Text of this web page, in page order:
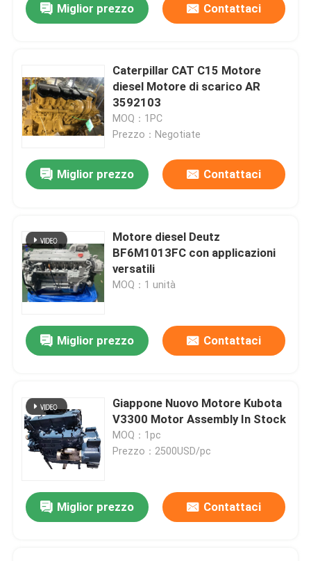
Miglior prezzo Contattaci
Caterpillar CAT C15 Motore
diesel Motore di scarico AR
3592103
MOQ：1PC
Prezzo：Negotiate
Miglior prezzo Contattaci
Motore diesel Deutz
BF6M1013FC con applicazioni
versatili
MOQ：1 unità
Miglior prezzo Contattaci
Giappone Nuovo Motore Kubota
V3300 Motor Assembly In Stock
MOQ：1pc
Prezzo：2500USD/pc
Miglior prezzo Contattaci